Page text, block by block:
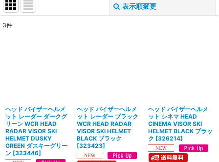
表示順変更
3件
ヘッド バイザーヘルメ
ット レーダー ダークグ
リーン WCR HEAD
RADAR VISOR SKI
HELMET DUSKY
GREEN ダスキーグリー
ン [323446]
ヘッド バイザーヘルメ
ット レーダー ブラック
WCR HEAD RADAR
VISOR SKI HELMET
BLACK ブラック
[323423]
ヘッド バイザーヘルメ
ット シネマ HEAD
CINEMA VISOR SKI
HELMET BLACK ブラッ
ク [326214]